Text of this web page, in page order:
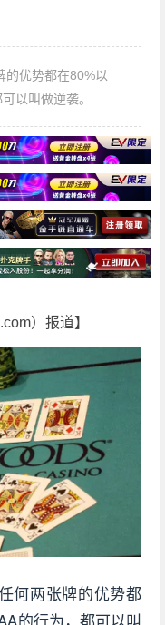
的优势都在80%以
以叫做逆袭。
）报道】
何两张牌的优势都
的行为，都可以叫